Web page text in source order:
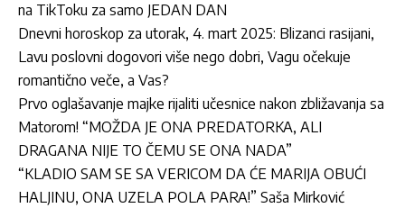
na TikToku za samo JEDAN DAN
Dnevni horoskop za utorak, 4. mart 2025: Blizanci rasijani,
Lavu poslovni dogovori više nego dobri, Vagu očekuje
romantično veče, a Vas?
Prvo oglašavanje majke rijaliti učesnice nakon zbližavanja sa
Matorom! “MOŽDA JE ONA PREDATORKA, ALI
DRAGANA NIJE TO ČEMU SE ONA NADA”
“KLADIO SAM SE SA VERICOM DA ĆE MARIJA OBUĆI
HALJINU, ONA UZELA POLA PARA!” Saša Mirković